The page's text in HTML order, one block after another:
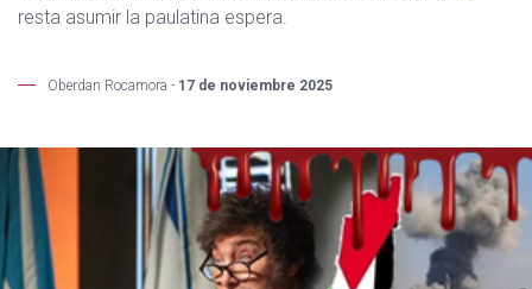
resta asumir la paulatina espera.
Oberdan Rocamora - 17 de noviembre 2025